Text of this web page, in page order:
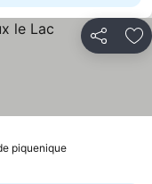
Partilhar
piquenique